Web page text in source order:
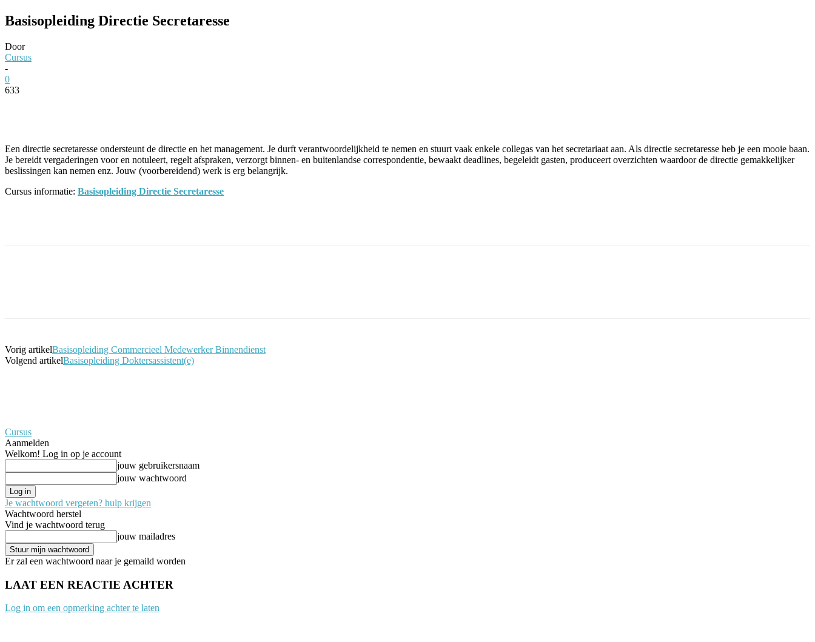
Basisopleiding Directie Secretaresse
Door
Cursus
-
0
633
Een directie secretaresse ondersteunt de directie en het management. Je durft verantwoordelijkheid te nemen en stuurt vaak enkele collegas van het secretariaat aan. Als directie secretaresse heb je een mooie baan.
Je bereidt vergaderingen voor en notuleert, regelt afspraken, verzorgt binnen- en buitenlandse correspondentie, bewaakt deadlines, begeleidt gasten, produceert overzichten waardoor de directie gemakkelijker
beslissingen kan nemen enz. Jouw (voorbereidend) werk is erg belangrijk.
Cursus informatie: Basisopleiding Directie Secretaresse
Vorig artikelBasisopleiding Commercieel Medewerker Binnendienst
Volgend artikelBasisopleiding Doktersassistent(e)
Cursus
Aanmelden
Welkom! Log in op je account
jouw gebruikersnaam
jouw wachtwoord
Je wachtwoord vergeten? hulp krijgen
Wachtwoord herstel
Vind je wachtwoord terug
jouw mailadres
Er zal een wachtwoord naar je gemaild worden
LAAT EEN REACTIE ACHTER
Log in om een opmerking achter te laten